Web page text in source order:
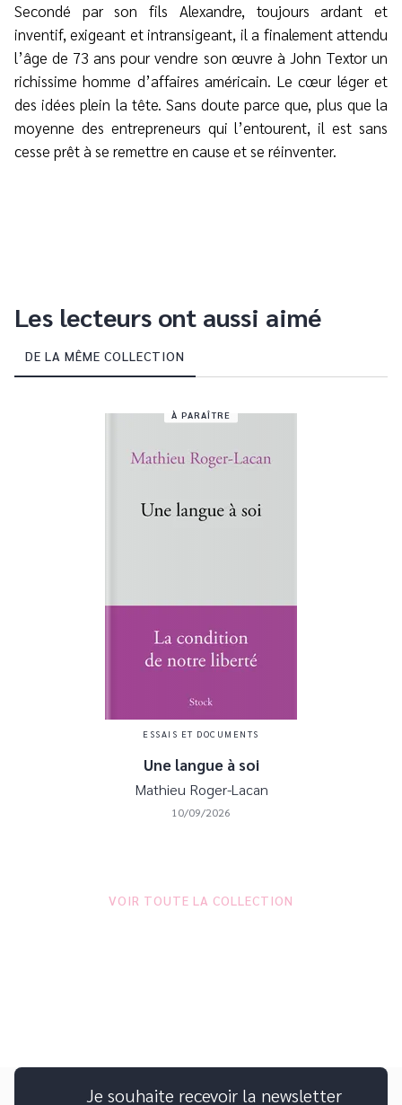
Secondé par son fils Alexandre, toujours ardant et
inventif, exigeant et intransigeant, il a finalement attendu
l’âge de 73 ans pour vendre son œuvre à John Textor un
richissime homme d’affaires américain. Le cœur léger et
des idées plein la tête. Sans doute parce que, plus que la
moyenne des entrepreneurs qui l’entourent, il est sans
cesse prêt à se remettre en cause et se réinventer.
Les lecteurs ont aussi aimé
DE LA MÊME COLLECTION
À PARAÎTRE
ESSAIS ET DOCUMENTS
Une langue à soi
Mathieu Roger-Lacan
10/09/2026
VOIR TOUTE LA COLLECTION
Je souhaite recevoir la newsletter